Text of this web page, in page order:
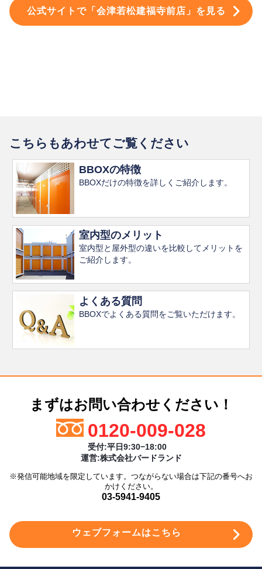
公式サイトで「会津若松建福寺前店」を見る
こちらもあわせてご覧ください
BBOXの特徴
BBOXだけの特徴を詳しくご紹介します。
室内型のメリット
室内型と屋外型の違いを比較してメリットを
ご紹介します。
よくある質問
BBOXでよくある質問をご覧いただけます。
まずはお問い合わせください！
0120-009-028
受付:平日9:30−18:00
運営:株式会社バードランド
※発信可能地域を限定しています。つながらない場合は下記の番号へお
かけください。
03-5941-9405
ウェブフォームはこちら